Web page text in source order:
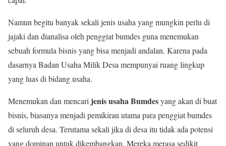
Namun begitu banyak sekali jenis usaha yang mungkin perlu di
jajaki dan dianalisa oleh penggiat bumdes guna menemukan
sebuah formula bisnis yang bisa menjadi andalan. Karena pada
dasarnya Badan Usaha Milik Desa mempunyai ruang lingkup
yang luas di bidang usaha.
Menemukan dan mencari jenis usaha Bumdesyang akan di buat
bisnis, biasanya menjadi pemikiran utama para penggiat bumdes
di seluruh desa. Terutama sekali jika di desa itu tidak ada potensi
yang dominan untuk dikembangkan. Mereka merasa sedikit